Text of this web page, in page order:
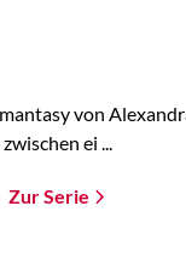
von
ei ...
Zur Serie